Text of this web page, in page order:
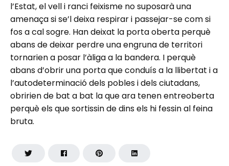
l’Estat, el vell i ranci feixisme no suposarà una
amenaça si se’l deixa respirar i passejar-se com si
fos a cal sogre. Han deixat la porta oberta perquè
abans de deixar perdre una engruna de territori
tornarien a posar l’àliga a la bandera. I perquè
abans d’obrir una porta que conduís a la llibertat i a
l’autodeterminació dels pobles i dels ciutadans,
obririen de bat a bat la que ara tenen entreoberta
perquè els que sortissin de dins els hi fessin al feina
bruta.